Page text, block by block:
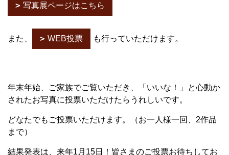
写真展ページはこちら
また、 WEB投票 も行っていただけます。
年末年始、ご家族でご覧いただき、「いいな！」と心動か
されたお写真に投票いただけたらうれしいです。
どなたでもご投票いただけます。（お一人様一回、2作品
まで）
結果発表は、来年1月15日！皆さまのご投票お待ちしてお